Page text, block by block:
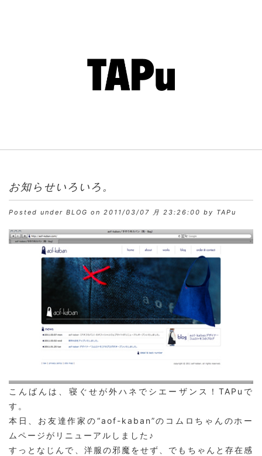
お知らせいろいろ。
Posted under BLOG on 2011/03/07 月 23:26:00 by TAPu
こんばんは、寝ぐせが外ハネでシエーザンス！TAPuで
す。
本日、お友達作家の“aof-kaban”のコムロちゃんのホー
ムページがリニューアルしました♪
すっとなじんで、洋服の邪魔をせず、でもちゃんと存在感